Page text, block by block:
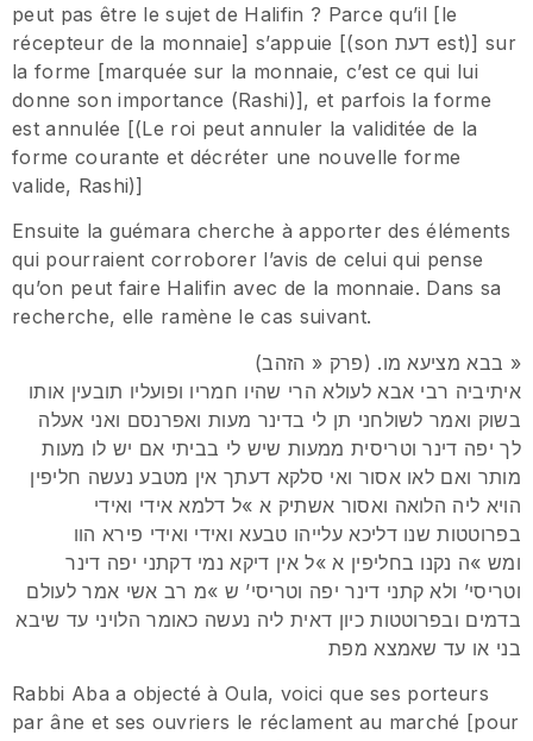
peut pas être le sujet de Halifin ? Parce qu’il [le
récepteur de la monnaie] s’appuie [(son דעת est)] sur
la forme [marquée sur la monnaie, c’est ce qui lui
donne son importance (Rashi)], et parfois la forme
est annulée [(Le roi peut annuler la validitée de la
forme courante et décréter une nouvelle forme
valide, Rashi)]
Ensuite la guémara cherche à apporter des éléments
qui pourraient corroborer l’avis de celui qui pense
qu’on peut faire Halifin avec de la monnaie. Dans sa
recherche, elle ramène le cas suivant.
בבא מציעא מו. (פרק « הזהב) »
איתיביה רבי אבא לעולא הרי שהיו חמריו ופועליו תובעין אותו
בשוק ואמר לשולחני תן לי בדינר מעות ואפרנסם ואני אעלה
לך יפה דינר וטריסית ממעות שיש לי בביתי אם יש לו מעות
מותר ואם לאו אסור ואי סלקא דעתך אין מטבע נעשה חליפין
הויא ליה הלואה ואסור אשתיק א »ל דלמא אידי ואידי
בפרוטטות שנו דליכא עלייהו טבעא ואידי ואידי פירא הוו
ומש »ה נקנו בחליפין א »ל אין דיקא נמי דקתני יפה דינר
וטריסי’ ולא קתני דינר יפה וטריסי’ ש »מ רב אשי אמר לעולם
בדמים ובפרוטטות כיון דאית ליה נעשה כאומר הלויני עד שיבא
בני או עד שאמצא מפת
Rabbi Aba a objecté à Oula, voici que ses porteurs
par âne et ses ouvriers le réclament au marché [pour